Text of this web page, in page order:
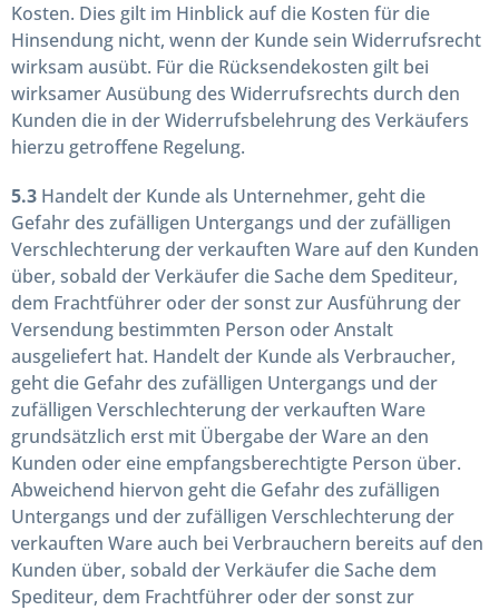
Kosten. Dies gilt im Hinblick auf die Kosten für die
Hinsendung nicht, wenn der Kunde sein Widerrufsrecht
wirksam ausübt. Für die Rücksendekosten gilt bei
wirksamer Ausübung des Widerrufsrechts durch den
Kunden die in der Widerrufsbelehrung des Verkäufers
hierzu getroffene Regelung.
5.3 Handelt der Kunde als Unternehmer, geht die
Gefahr des zufälligen Untergangs und der zufälligen
Verschlechterung der verkauften Ware auf den Kunden
über, sobald der Verkäufer die Sache dem Spediteur,
dem Frachtführer oder der sonst zur Ausführung der
Versendung bestimmten Person oder Anstalt
ausgeliefert hat. Handelt der Kunde als Verbraucher,
geht die Gefahr des zufälligen Untergangs und der
zufälligen Verschlechterung der verkauften Ware
grundsätzlich erst mit Übergabe der Ware an den
Kunden oder eine empfangsberechtigte Person über.
Abweichend hiervon geht die Gefahr des zufälligen
Untergangs und der zufälligen Verschlechterung der
verkauften Ware auch bei Verbrauchern bereits auf den
Kunden über, sobald der Verkäufer die Sache dem
Spediteur, dem Frachtführer oder der sonst zur